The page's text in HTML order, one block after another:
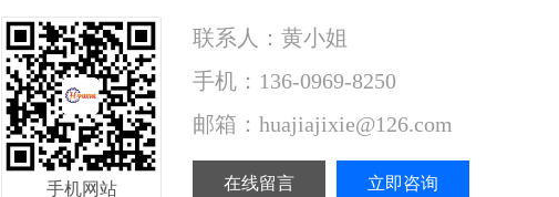
手机网站
联系人：黄小姐
手机：136-0969-8250
邮箱：huajiajixie@126.com
在线留言 立即咨询